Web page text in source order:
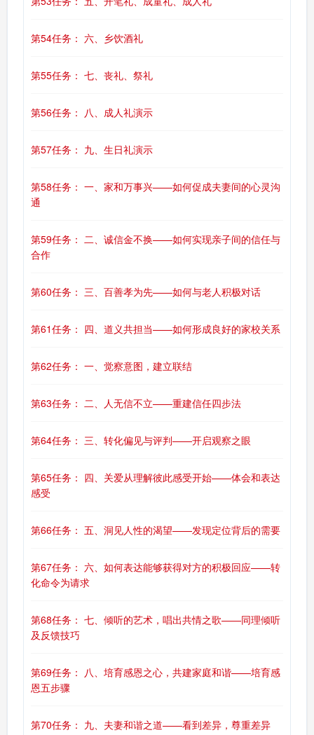
第54任务： 六、乡饮酒礼
第55任务： 七、丧礼、祭礼
第56任务： 八、成人礼演示
第57任务： 九、生日礼演示
第58任务： 一、家和万事兴——如何促成夫妻间的心灵沟
通
第59任务： 二、诚信金不换——如何实现亲子间的信任与
合作
第60任务： 三、百善孝为先——如何与老人积极对话
第61任务： 四、道义共担当——如何形成良好的家校关系
第62任务： 一、觉察意图，建立联结
第63任务： 二、人无信不立——重建信任四步法
第64任务： 三、转化偏见与评判——开启观察之眼
第65任务： 四、关爱从理解彼此感受开始——体会和表达
感受
第66任务： 五、洞见人性的渴望——发现定位背后的需要
第67任务： 六、如何表达能够获得对方的积极回应——转
化命令为请求
第68任务： 七、倾听的艺术，唱出共情之歌——同理倾听
及反馈技巧
第69任务： 八、培育感恩之心，共建家庭和谐——培育感
恩五步骤
第70任务： 九、夫妻和谐之道——看到差异，尊重差异